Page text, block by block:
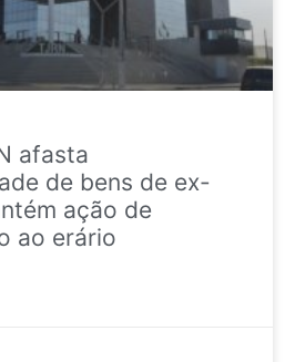
afasta
de bens de ex-
ação de
ao erário